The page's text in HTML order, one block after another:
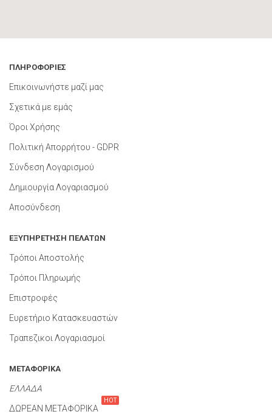
ΠΛΗΡΟΦΟΡΙΕΣ
Επικοινωνήστε μαζί μας
Σχετικά με εμάς
Όροι Χρήσης
Πολιτική Απορρήτου - GDPR
Σύνδεση Λογαρισμού
Δημιουργία Λογαριασμού
Αποσύνδεση
ΕΞΥΠΗΡΕΤΗΣΗ ΠΕΛΑΤΩΝ
Τρόποι Αποστολής
Τρόποι Πληρωμής
Επιστροφές
Ευρετήριο Κατασκευαστών
Τραπεζικοι Λογαριασμοί
ΜΕΤΑΦΟΡΙΚΑ
ΕΛΛΑΔΑ
ΔΩΡΕΑΝ ΜΕΤΑΦΟΡΙΚΑ
HOT